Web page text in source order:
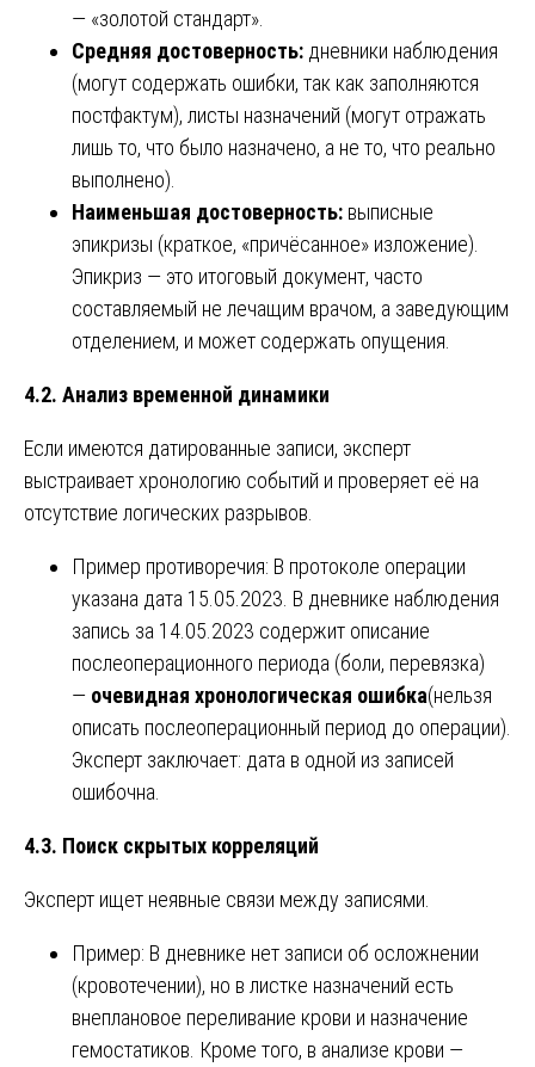
— «золотой стандарт».
Средняя достоверность: дневники наблюдения
(могут содержать ошибки, так как заполняются
постфактум), листы назначений (могут отражать
лишь то, что было назначено, а не то, что реально
выполнено).
Наименьшая достоверность: выписные
эпикризы (краткое, «причёсанное» изложение).
Эпикриз — это итоговый документ, часто
составляемый не лечащим врачом, а заведующим
отделением, и может содержать опущения.
4.2. Анализ временной динамики
Если имеются датированные записи, эксперт
выстраивает хронологию событий и проверяет её на
отсутствие логических разрывов.
Пример противоречия: В протоколе операции
указана дата 15.05.2023. В дневнике наблюдения
запись за 14.05.2023 содержит описание
послеоперационного периода (боли, перевязка)
— очевидная хронологическая ошибка(нельзя
описать послеоперационный период до операции).
Эксперт заключает: дата в одной из записей
ошибочна.
4.3. Поиск скрытых корреляций
Эксперт ищет неявные связи между записями.
Пример: В дневнике нет записи об осложнении
(кровотечении), но в листке назначений есть
внеплановое переливание крови и назначение
гемостатиков. Кроме того, в анализе крови —